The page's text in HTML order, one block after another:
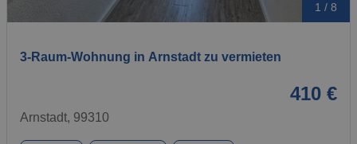
1 / 8
3-Raum-Wohnung in Arnstadt zu vermieten
410 €
Arnstadt, 99310